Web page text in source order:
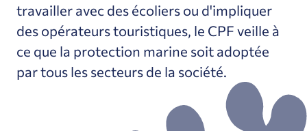
travailler avec des écoliers ou d'impliquer
des opérateurs touristiques, le CPF veille à
ce que la protection marine soit adoptée
par tous les secteurs de la société.